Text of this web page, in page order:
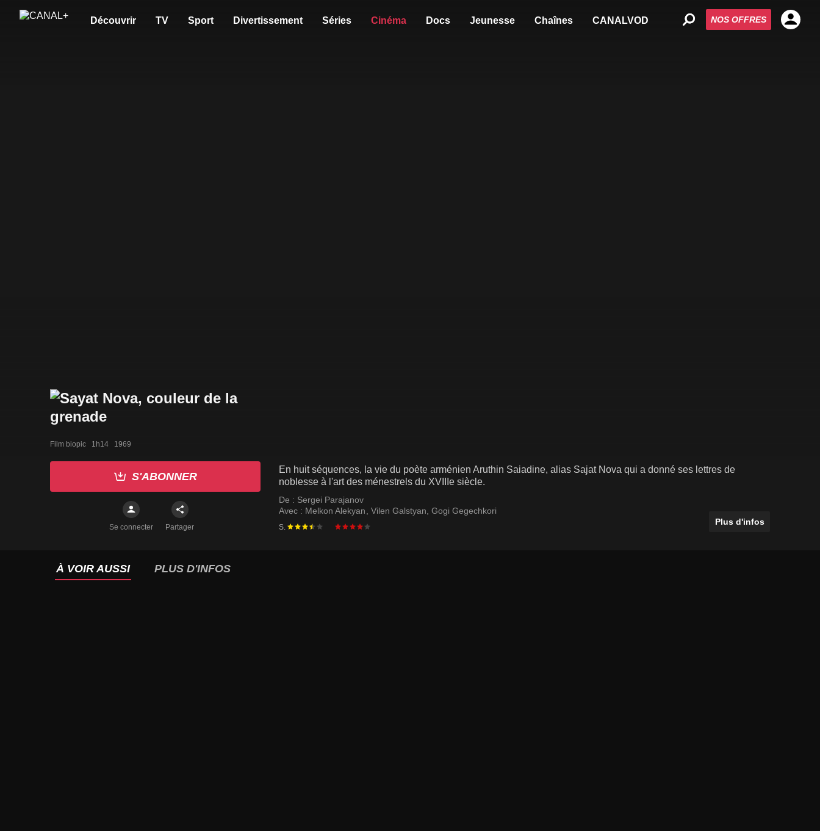
Découvrir TV Sport Divertissement Séries Cinéma Docs Jeunesse Chaînes CANALVOD NOS OFFRES
Film biopic   1h14   1969
S'ABONNER
Se connecter Partager
En huit séquences, la vie du poète arménien Aruthin Saiadine, alias Sajat Nova qui a donné ses lettres de
noblesse à l'art des ménestrels du XVIIIe siècle.
De : Sergei Parajanov
Avec : Melkon Alekyan Vilen Galstyan Gogi Gegechkori
S.
Plus d'infos
À VOIR AUSSI PLUS D'INFOS